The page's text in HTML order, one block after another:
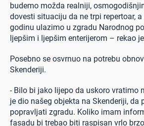
budemo možda realniji,
dovesti situaciju da ne trpi repertoar,
godinu ulazimo u zgradu Narodnog
ljepšim i ljepšim enterijerom – rekao
Posebno se osvrnuo na potrebu
Skenderiji.
- Bilo bi jako lijepo da uskoro vratimo
je dio našeg objekta na Skenderiji, da
popravljati zgradu. Koliko imam
fasadu bi trebao biti raspisan vrlo